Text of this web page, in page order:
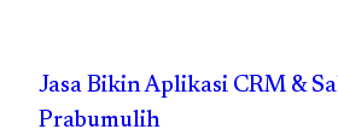
Jasa Bikin Aplikasi CRM &
Prabumulih